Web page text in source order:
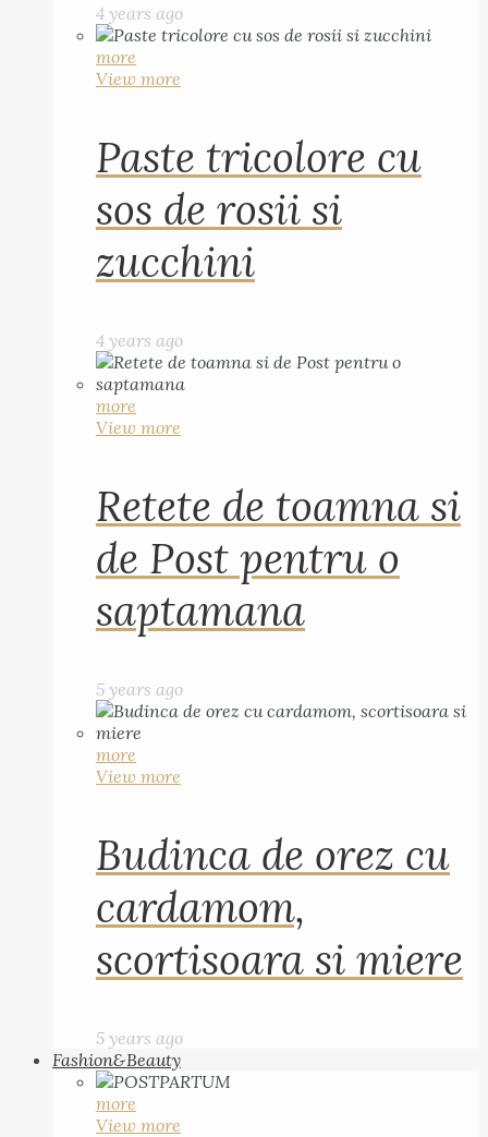
4 years ago
more
View more
Paste tricolore cu
sos de rosii si
zucchini
4 years ago
more
View more
Retete de toamna si
de Post pentru o
saptamana
5 years ago
more
View more
Budinca de orez cu
cardamom,
scortisoara si miere
5 years ago
Fashion&Beauty
more
View more